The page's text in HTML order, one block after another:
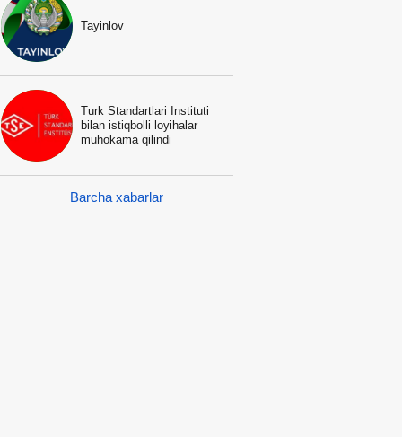
Tayinlov
Turk Standartlari Instituti
bilan istiqbolli loyihalar
muhokama qilindi
Barcha xabarlar